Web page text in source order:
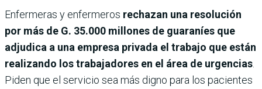
Enfermeras y enfermeros rechazan una resolución
por más de G. 35.000 millones de guaraníes que
adjudica a una empresa privada el trabajo que están
realizando los trabajadores en el área de urgencias
Piden que el servicio sea más digno para los pacientes